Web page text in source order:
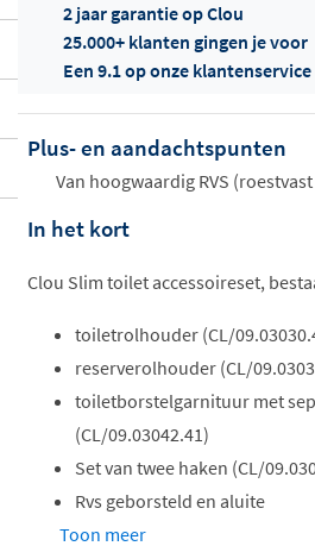
Offertes
ophalen...
2 jaar garantie op Clou
25.000+ klanten gingen je voor
Een 9.1 op onze klantenservice
Plus- en aandachtspunten
Van hoogwaardig RVS
In het kort
Clou Slim toilet accessoireset,
toiletrolhouder (CL/
reserverolhouder (CL/
toiletborstelgarnituur met
(CL/09.03042.41)
Set van twee haken (CL/
Rvs geborsteld en aluite
Toon meer